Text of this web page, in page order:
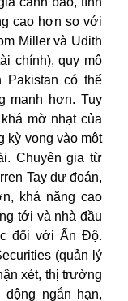
cao hơn so với
Miller và Udith
chính), quy mô
Pakistan có thể
mạnh hơn. Tuy
mờ nhạt của
kỳ vọng vào một
Chuyên gia từ
Tay dự đoán,
khả năng cao
tới và nhà đầu
đối với Ấn Độ.
(quản lý
xét, thị trường
ngắn hạn,